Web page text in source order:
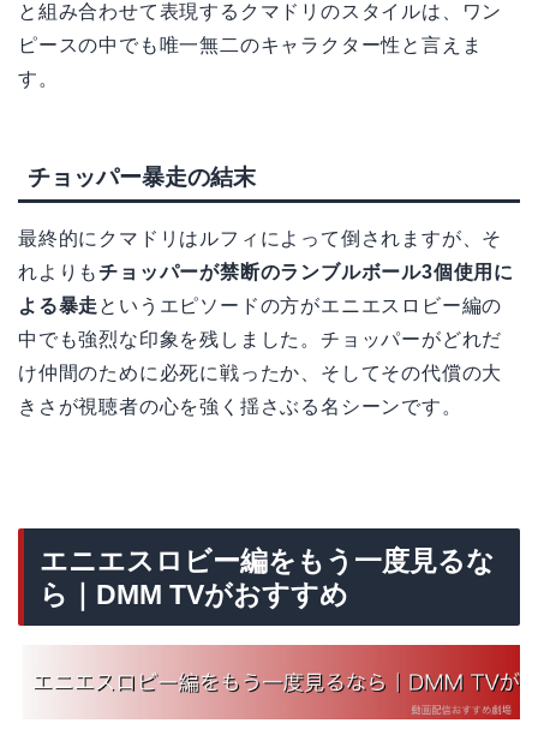
と組み合わせて表現するクマドリのスタイルは、ワン
ピースの中でも唯一無二のキャラクター性と言えま
す。
チョッパー暴走の結末
最終的にクマドリはルフィによって倒されますが、そ
れよりもチョッパーが禁断のランブルボール3個使用に
よる暴走 というエピソードの方がエニエスロビー編の
中でも強烈な印象を残しました。チョッパーがどれだ
け仲間のために必死に戦ったか、そしてその代償の大
きさが視聴者の心を強く揺さぶる名シーンです。
エニエスロビー編をもう一度見るな
ら｜DMM TVがおすすめ